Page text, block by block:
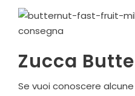
Zucca
Se vuoi conoscere